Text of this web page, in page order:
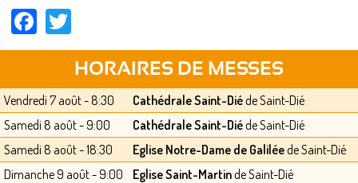
Facebook
HORAIRES DE MESSES
Vendredi 7 août - 8:30 Cathédrale Saint-Diéde Saint-Dié
Samedi 8 août - 9:00
Cathédrale Saint-Diéde Saint-Dié
Samedi 8 août - 18:30
Eglise Notre-Dame de Galiléede Saint-Dié
Dimanche 9 août - 9:00
Eglise Saint-Martinde Saint-Dié